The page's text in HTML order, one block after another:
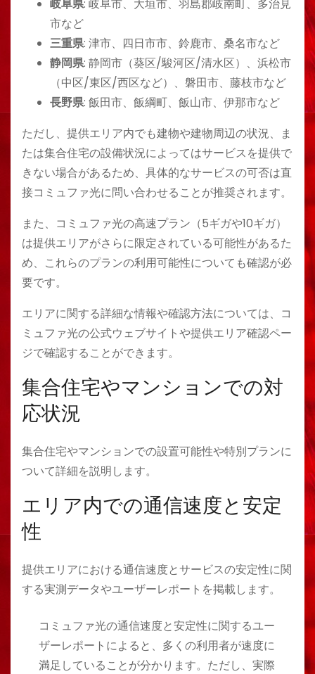
岐阜県: 岐阜市、大垣市、羽島郡岐南町、多治見
市など
三重県: 津市、四日市市、鈴鹿市、桑名市など
静岡県: 静岡市（葵区/駿河区/清水区）、浜松市
（中区/東区/西区など）、磐田市、藤枝市など
長野県: 飯田市、飯綱町、飯山市、伊那市など
ただし、提供エリア内でも建物や建物周辺の状況、ま
たは集合住宅の設備状況によってはサービスを提供で
きない場合があるため、具体的なサービスの可否は直
接コミュファ光に問い合わせることが推奨されます。
また、コミュファ光の高速プラン（5ギガや10ギガ）
は提供エリアがさらに限定されている可能性があるた
め、これらのプランの利用可能性についても確認が必
要です。
エリアに関する詳細な情報や確認方法については、コ
ミュファ光の公式ウェブサイトや提供エリア確認ペー
ジで確認することができます​​​​​​​​​​。
集合住宅やマンションでの対
応状況
集合住宅やマンションでの設置可能性や特別プランに
ついて詳細を説明します。
エリア内での通信速度と安定
性
提供エリアにおける通信速度とサービスの安定性に関
する実測データやユーザーレポートを掲載します。
コミュファ光の通信速度と安定性に関するユー
ザーレポートによると、多くの利用者が速度に
満足していることが分かります。ただし、実際